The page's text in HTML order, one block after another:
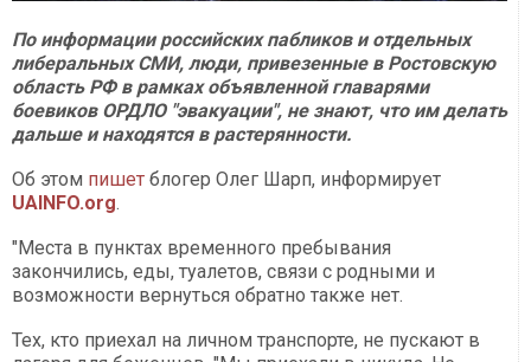
По информации российских пабликов и отдельных
либеральных СМИ, люди, привезенные в Ростовскую
область РФ в рамках объявленной главарями
боевиков ОРДЛО "эвакуации", не знают, что им делать
дальше и находятся в растерянности.
Об этом пишет блогер Олег Шарп, информирует
UAINFO.org.
"Места в пунктах временного пребывания
закончились, еды, туалетов, связи с родными и
возможности вернуться обратно также нет.
Тех, кто приехал на личном транспорте, не пускают в